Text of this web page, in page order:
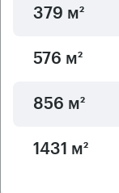
379 м²
576 м²
856 м²
1431 м²